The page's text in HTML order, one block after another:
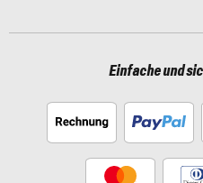
Einfache und